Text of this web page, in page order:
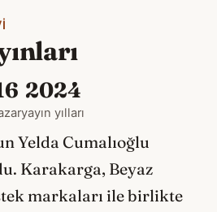
2024
yayın yılları
Yelda Cumalıoğlu
Karakarga, Beyaz
markaları ile birlikte